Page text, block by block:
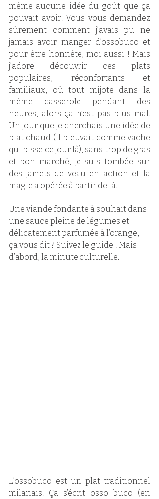
même aucune idée du goût que ça
pouvait avoir. Vous vous demandez
sûrement comment j’avais pu ne
jamais avoir manger d’ossobuco et
pour être honnête, moi aussi ! Mais
j’adore découvrir ces plats
populaires, réconfortants et
familiaux, où tout mijote dans la
même casserole pendant des
heures, alors ça n’est pas plus mal.
Un jour que je cherchais une idée de
plat chaud (il pleuvait comme vache
qui pisse ce jour là), sans trop de gras
et bon marché, je suis tombée sur
des jarrets de veau en action et la
magie a opérée à partir de là.
Une viande fondante à souhait dans
une sauce pleine de légumes et
délicatement parfumée à l’orange,
ça vous dit ? Suivez le guide ! Mais
d’abord, la minute culturelle.
L’ossobuco est un plat traditionnel
milanais. Ça s’écrit osso buco (en